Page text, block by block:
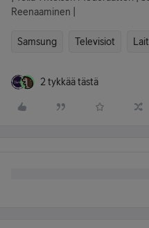
Reenaaminen |
Samsung Televisiot
2 tykkää tästä